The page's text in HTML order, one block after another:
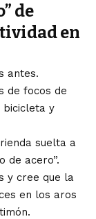
de
en
antes.
de focos de
bicicleta y
suelta a
de acero”.
y cree que la
en los aros